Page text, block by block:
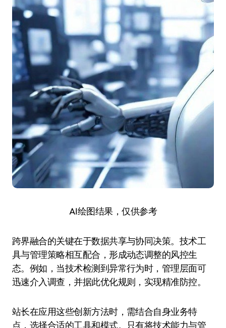
AI绘图结果，仅供参考
跨界融合的关键在于数据共享与协同决策。技术工
具与管理策略相互配合，形成动态调整的风控生
态。例如，当技术检测到异常行为时，管理层面可
迅速介入调查，并据此优化规则，实现精准防控。
站长在应用这些创新方法时，需结合自身业务特
点，选择合适的工具和模式。只有将技术能力与管